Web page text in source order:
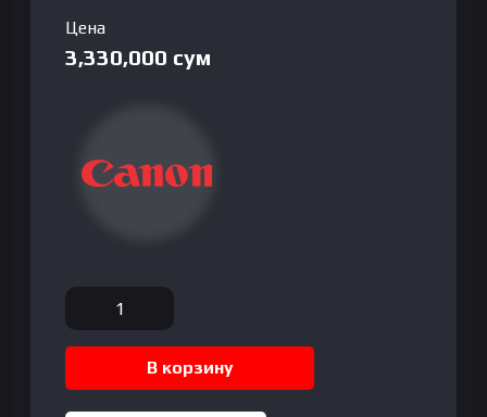
Цена
3,330,000 сум
Количество
товара
CANON
В корзину